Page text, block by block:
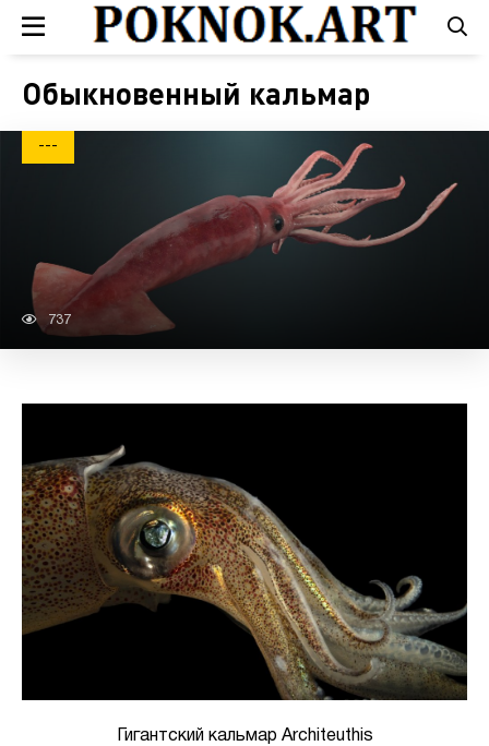
Обыкновенный кальмар
---
737
Гигантский кальмар Architeuthis